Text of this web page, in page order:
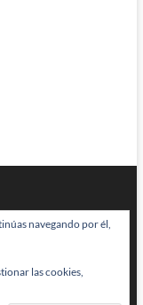
|WordPress| © Todos
navegando por él,
las cookies,